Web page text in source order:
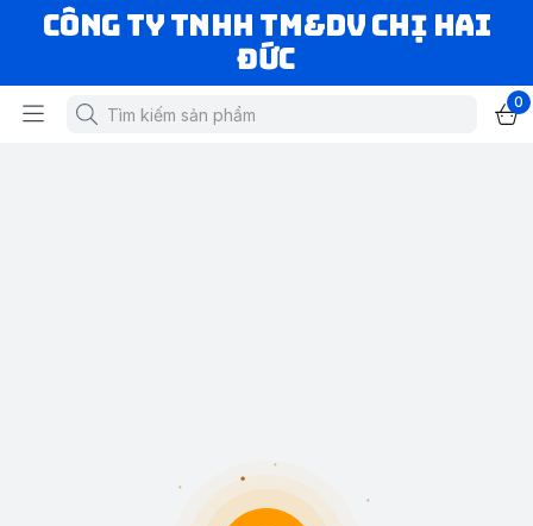
CÔNG TY TNHH TM&DV CHỊ HAI
ĐỨC
0